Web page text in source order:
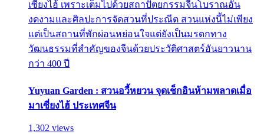
เซี่ยงไฮ้ เพราะเต็มไปด้วยสถาปัตยกรรมจีนโบราณอัน
งดงามและศิลปะการจัดสวนที่ประณีต สวนแห่งนี้ไม่เพียง
แต่เป็นสถานที่พักผ่อนหย่อนใจแต่ยังเป็นมรดกทาง
วัฒนธรรมที่สำคัญของจีนด้วยประวัติศาสตร์อันยาวนาน
กว่า 400 ปี
Yuyuan Garden : สวนอวี้หยวน จุดเช็กอินห้ามพลาดเมื่อ
มาเซี่ยงไฮ้ ประเทศจีน
1,302 views